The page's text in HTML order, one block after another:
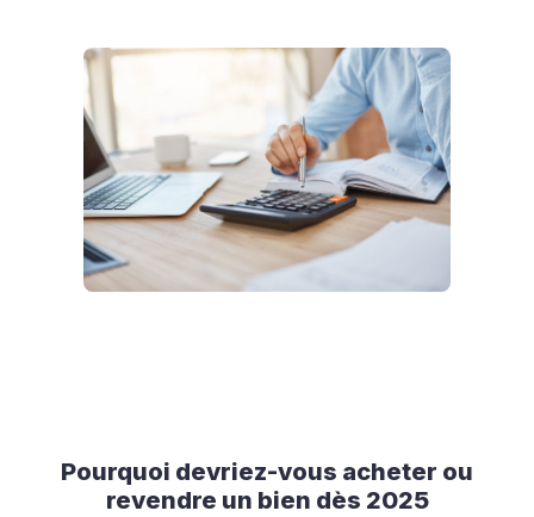
Pourquoi devriez-vous acheter ou
revendre un bien dès 2025